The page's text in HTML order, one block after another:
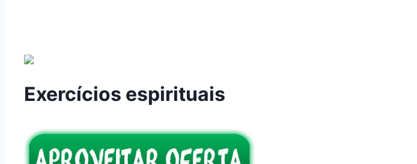
Exercícios espirituais